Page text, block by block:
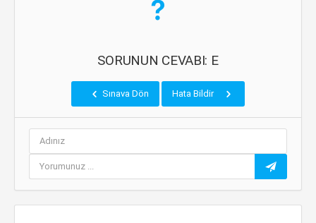
SORUNUN CEVABI: E
Sınava Dön Hata Bildir